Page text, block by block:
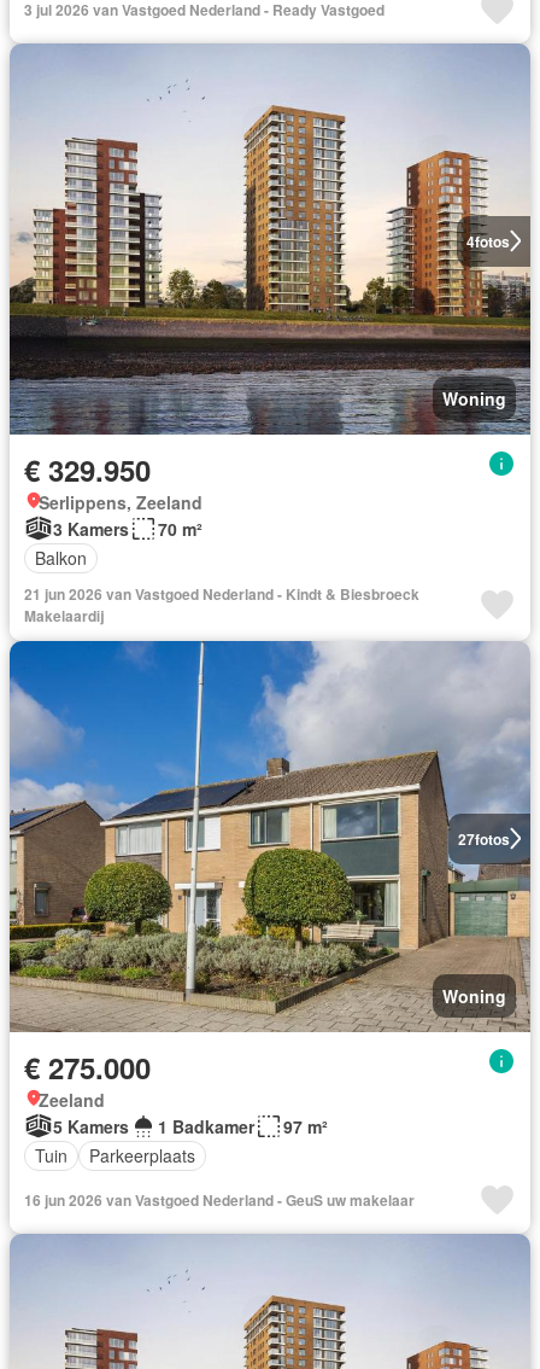
3 jul 2026 van Vastgoed Nederland - Ready Vastgoed
4fotos
Woning
€ 329.950
Serlippens, Zeeland
3 Kamers
70 m²
Balkon
21 jun 2026 van Vastgoed Nederland - Kindt & Biesbroeck
Makelaardij
27fotos
Woning
€ 275.000
Zeeland
5 Kamers
1 Badkamer
97 m²
Tuin
Parkeerplaats
16 jun 2026 van Vastgoed Nederland - GeuS uw makelaar